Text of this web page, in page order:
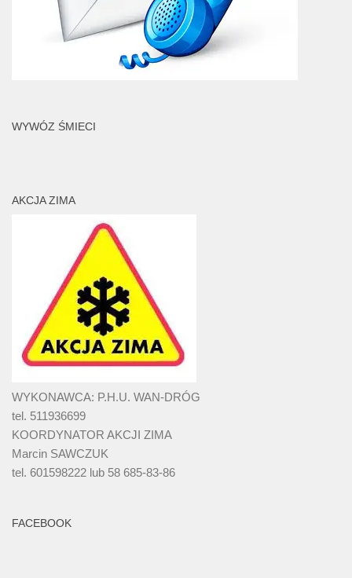
WYWÓZ ŚMIECI
AKCJA ZIMA
WYKONAWCA: P.H.U. WAN-DRÓG
tel. 511936699
KOORDYNATOR AKCJI ZIMA
Marcin SAWCZUK
tel. 601598222 lub 58 685-83-86
FACEBOOK